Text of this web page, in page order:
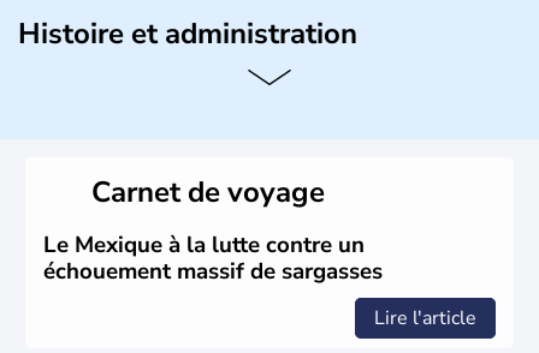
Histoire et administration
Bordé au Sud par le Guatemala et le Belize, le Mexique
Carnet de voyage
Le Mexique à la lutte contre un
échouement massif de sargasses
Lire l'article